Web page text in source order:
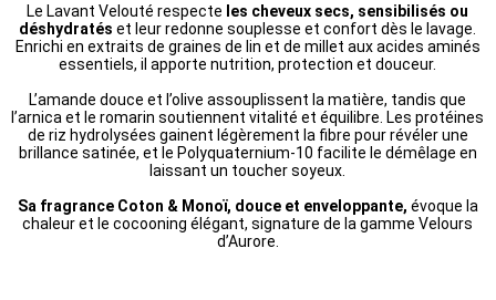
Le Lavant Velouté respecte les cheveux secs, sensibilisés ou
déshydratés et leur redonne souplesse et confort dès le lavage.
Enrichi en extraits de graines de lin et de millet aux acides aminés
essentiels, il apporte nutrition, protection et douceur.
L’amande douce et l’olive assouplissent la matière, tandis que
l’arnica et le romarin soutiennent vitalité et équilibre. Les protéines
de riz hydrolysées gainent légèrement la fibre pour révéler une
brillance satinée, et le Polyquaternium-10 facilite le démêlage en
laissant un toucher soyeux.
Sa fragrance Coton & Monoï, douce et enveloppante, évoque la
chaleur et le cocooning élégant, signature de la gamme Velours
d’Aurore.